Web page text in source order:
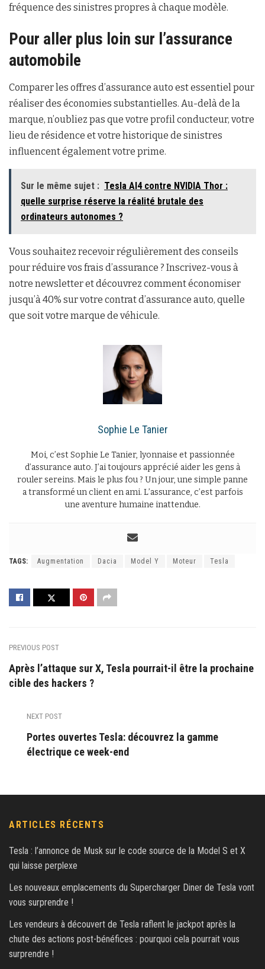
fréquence des sinistres propres à chaque modèle.
Pour aller plus loin sur l’assurance
automobile
Comparer les offres d’assurance auto est essentiel pour
réaliser des économies substantielles. Au-delà de la
marque, n’oubliez pas que votre profil conducteur, votre
lieu de résidence et votre historique de sinistres
influencent également votre prime.
Sur le même sujet : Tesla AI4 contre NVIDIA Thor :
quelle surprise réserve la réalité brutale des
ordinateurs autonomes ?
Vous souhaitez recevoir régulièrement des conseils
pour réduire vos frais d’assurance ? Inscrivez-vous à
notre newsletter et découvrez comment économiser
jusqu’à 40% sur votre contrat d’assurance auto, quelle
que soit votre marque de véhicule.
Sophie Le Tanier
Moi, c’est Sophie Le Tanier, lyonnaise et passionnée
d’assurance auto. J’ai toujours apprécié aider les gens à
rouler sereins. Mais le plus fou ? Un jour, une simple panne
a transformé un client en ami. L’assurance, c’est parfois
une aventure humaine inattendue.
TAGS: Augmentation Dacia Model Y Moteur Tesla
PREVIOUS POST
Après l’attaque sur X, Tesla pourrait-il être la prochaine
cible des hackers ?
NEXT POST
Portes ouvertes Tesla: découvrez la gamme
électrique ce week-end
ARTICLES RÉCENTS
Tesla : l’annonce de Musk sur le code source de la Model S et X
qui laisse perplexe
Les nouveaux emplacements du Supercharger Diner de Tesla vont
vous surprendre !
Les vendeurs à découvert de Tesla raflent le jackpot après la
chute des actions post-bénéfices : pourquoi cela pourrait vous
surprendre !